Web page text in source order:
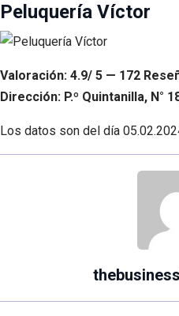
Peluquería Víctor
Valoración: 4.9/ 5 — 172
Dirección: P.º Quintanilla, N°
Los datos son del día